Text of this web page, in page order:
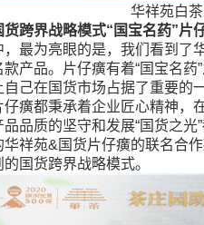
华祥苑白
货跨界战略模式“国宝名药”片
，最为亮眼的是，我们看到了
款产品。片仔癀有着“国宝名
自己在国货市场占据了重要的
仔癀都秉承着企业匠心精神，
品质的坚守和发展“国货之
华祥苑&国货片仔癀的联名合
国货跨界战略模式。